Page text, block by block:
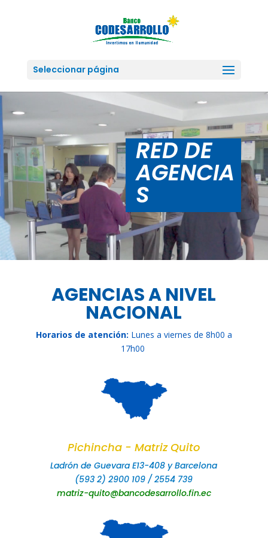
Seleccionar página
RED DE
AGENCIA
S
AGENCIAS A NIVEL
NACIONAL
Horarios de atención: Lunes a viernes de 8h00 a
17h00
Pichincha - Matriz Quito
Ladrón de Guevara E13-408 y Barcelona
(593 2) 2900 109 / 2554 739
matriz-quito@bancodesarrollo.fin.ec